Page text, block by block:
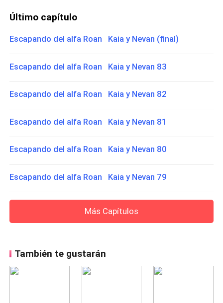
Último capítulo
Escapando del alfa Roan Kaia y Nevan (final)
Escapando del alfa Roan Kaia y Nevan 83
Escapando del alfa Roan Kaia y Nevan 82
Escapando del alfa Roan Kaia y Nevan 81
Escapando del alfa Roan Kaia y Nevan 80
Escapando del alfa Roan Kaia y Nevan 79
Más Capítulos
También te gustarán